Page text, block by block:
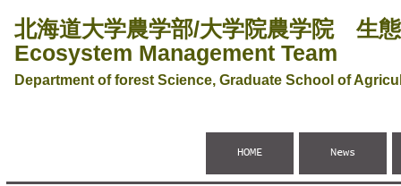
北海道大学農学部/大学院農学院 生
Ecosystem Management Team
Department of forest Science, Graduate School of
HOME News